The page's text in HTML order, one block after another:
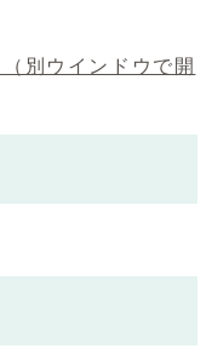
（別ウインドウで開